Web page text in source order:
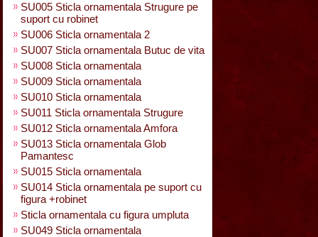
SU005 Sticla ornamentala Strugure pe
suport cu robinet
SU006 Sticla ornamentala 2
SU007 Sticla ornamentala Butuc de vita
SU008 Sticla ornamentala
SU009 Sticla ornamentala
SU010 Sticla ornamentala
SU011 Sticla ornamentala Strugure
SU012 Sticla ornamentala Amfora
SU013 Sticla ornamentala Glob
Pamantesc
SU015 Sticla ornamentala
SU014 Sticla ornamentala pe suport cu
figura +robinet
Sticla ornamentala cu figura umpluta
SU049 Sticla ornamentala